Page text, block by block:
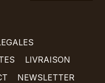
LIVRAISON
NEWSLETTER